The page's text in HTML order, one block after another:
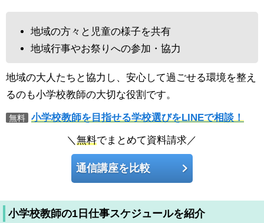
地域の方々と児童の様子を共有
地域行事やお祭りへの参加・協力
地域の大人たちと協力し、安心して過ごせる環境を整え
るのも小学校教師の大切な役割です。
無料 小学校教師を目指せる学校選びをLINEで相談！
＼無料でまとめて資料請求／
通信講座を比較
小学校教師の1日仕事スケジュールを紹介